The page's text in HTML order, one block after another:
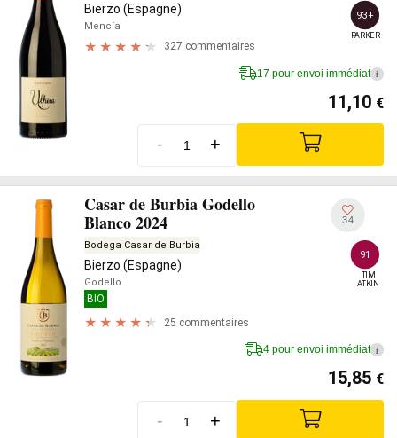
Bierzo (Espagne)
Mencía
327 commentaires
93+
PARKER
17 pour envoi immédiat i
11,10 €
- +
Casar de Burbia Godello
Blanco 2024
Bodega Casar de Burbia
Bierzo (Espagne)
Godello
BIO
25 commentaires
34
91
TIM
ATKIN
4 pour envoi immédiat i
15,85 €
- +